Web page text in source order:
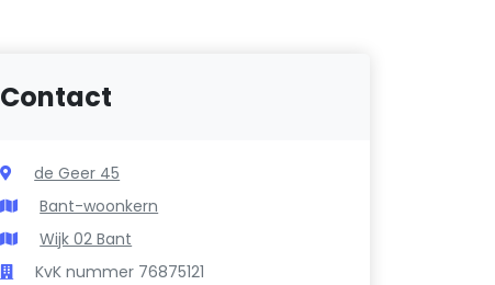
Contact
de Geer 45
Bant-woonkern
Wijk 02 Bant
KvK nummer 76875121